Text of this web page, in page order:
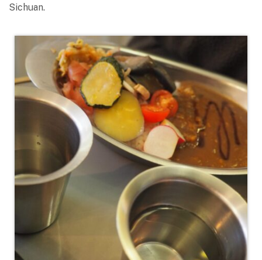
Sichuan.